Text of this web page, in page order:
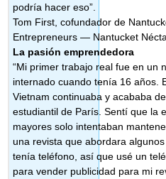
podría hacer eso”.
Tom First, cofundador de
Entrepreneurs — Nantucket
La pasión emprendedora
“Mi primer trabajo real fue en un
internado cuando tenía 16 años.
Vietnam continuaba y acababa
estudiantil de París. Sentí que la
mayores solo intentaban
una revista que abordara
tenía teléfono, así que usé un
para vender publicidad para mi